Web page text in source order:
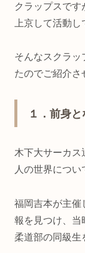
クラップスです
上京して活動
そんなスクラッ
たのでご紹介さ
１．前身
木下大サーカス
人の世界につい
福岡吉本が主催
報を見つけ、当
柔道部の同級生